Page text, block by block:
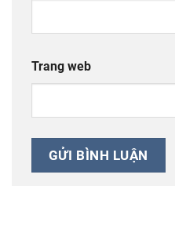
Trang web